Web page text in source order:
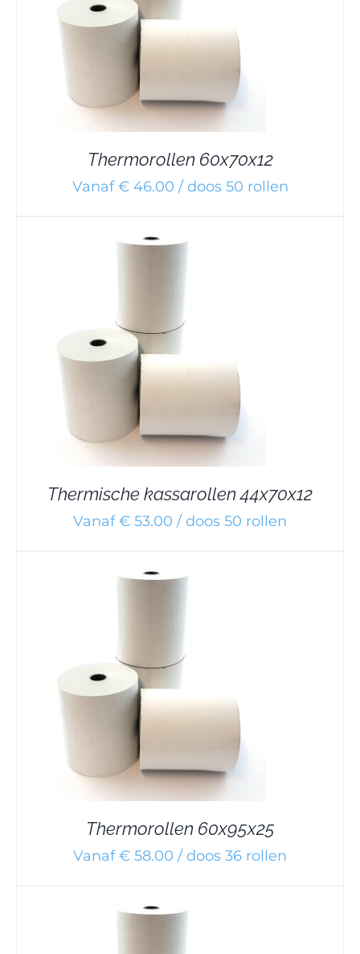
Thermorollen 60x70x12
Vanaf € 46.00 / doos 50 rollen
Thermische kassarollen 44x70x12
Vanaf € 53.00 / doos 50 rollen
Thermorollen 60x95x25
Vanaf € 58.00 / doos 36 rollen